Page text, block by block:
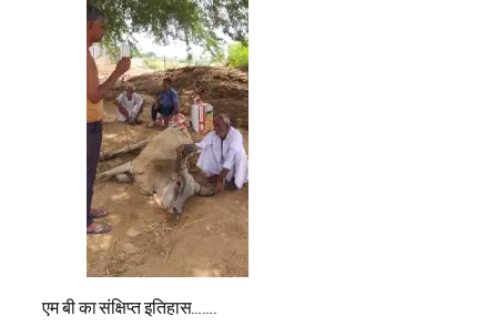
एम बी का संक्षिप्त इतिहास…….